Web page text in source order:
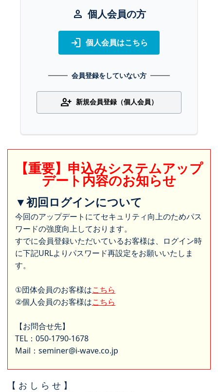
person 個人会員の方
login 個人会員はこちら
会員登録をしていない方
person_add 新規会員登録（個人会員）
【重要】申込みシステムアップ
デート内容のお知らせ
▼初回ログインについて
今回のアップデートにてセキュリティ向上のためパス
ワードの強度向上しております。
すでに会員登録いただいているお客様は、ログイン時
に下記URLよりパスワード再設定をお願いいたしま
す。
①団体会員のお客様はこちら
②個人会員のお客様はこちら
【お問合せ先】
TEL：050-1790-1678
Mail：seminer@i-wave.co.jp
【 お し ら せ 】